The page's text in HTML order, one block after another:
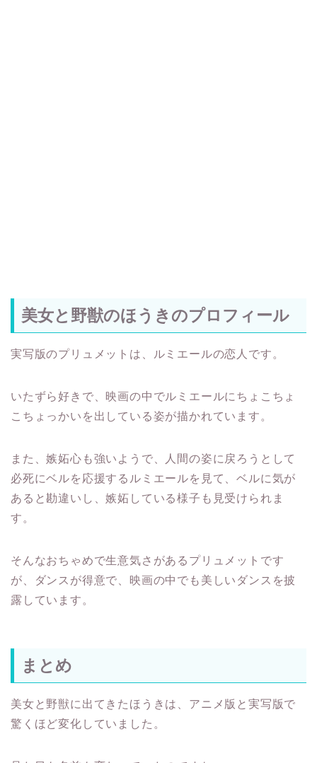
美女と野獣のほうきのプロフィール
実写版のプリュメットは、ルミエールの恋人です。
いたずら好きで、映画の中でルミエールにちょこちょ
こちょっかいを出している姿が描かれています。
また、嫉妬心も強いようで、人間の姿に戻ろうとして
必死にベルを応援するルミエールを見て、ベルに気が
あると勘違いし、嫉妬している様子も見受けられま
す。
そんなおちゃめで生意気さがあるプリュメットです
が、ダンスが得意で、映画の中でも美しいダンスを披
露しています。
まとめ
美女と野獣に出てきたほうきは、アニメ版と実写版で
驚くほど変化していました。